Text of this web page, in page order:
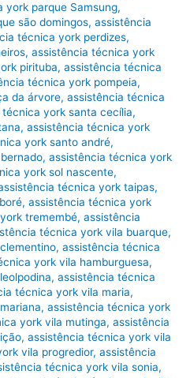
york parque Samsung,
são domingos,assistência
técnica york perdizes,
,assistência técnica york
pirituba,assistência técnica
técnica york pompeia,
da árvore,assistência técnica
york santa cecília,
,assistência técnica york
york santo andré,
,assistência técnica york
york sol nascente,
técnica york taipas,
,assistência técnica york
tremembé,assistência
técnica york vila buarque,
,assistência técnica
york vila hamburguesa,
,assistência técnica
técnica york vila maria,
,assistência técnica york
york vila mutinga,assistência
,assistência técnica york vila
vila progredior,assistência
técnica york vila sonia,